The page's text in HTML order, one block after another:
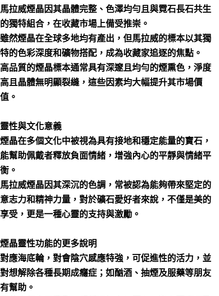
馬拉威煙晶因其晶體完整、色澤均勻且與霓石長石共生
的獨特組合，在收藏市場上備受推崇。
雖然煙晶在全球多地均有產出，但馬拉威的標本以其獨
特的色彩深度和礦物搭配，成為收藏家追逐的焦點。
高品質的煙晶標本通常具有深邃且均勻的煙熏色，淨度
高且晶體無明顯裂縫，這些因素均大幅提升其市場價
值。
靈性與文化意義
煙晶在多個文化中被視為具有接地和穩定能量的寶石，
能幫助佩戴者釋放負面情緒，增強內心的平靜與情緒平
衡。
馬拉威煙晶因其深沉的色調，常被認為能夠帶來堅定的
意志力和精神力量，對於礦石愛好者來說，不僅是美的
享受，更是一種心靈的支持與激勵。
煙晶靈性功能的更多說明
對應海底輪，對會陰穴感應特強，可促進性的活力，並
對想解除各種長期成癮症；如酗酒、抽煙及服藥等朋友
有幫助。